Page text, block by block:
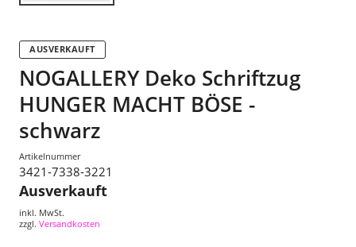
AUSVERKAUFT
NOGALLERY Deko Schriftzug
HUNGER MACHT BÖSE -
schwarz
Artikelnummer
3421-7338-3221
Ausverkauft
inkl. MwSt.
zzgl. Versandkosten